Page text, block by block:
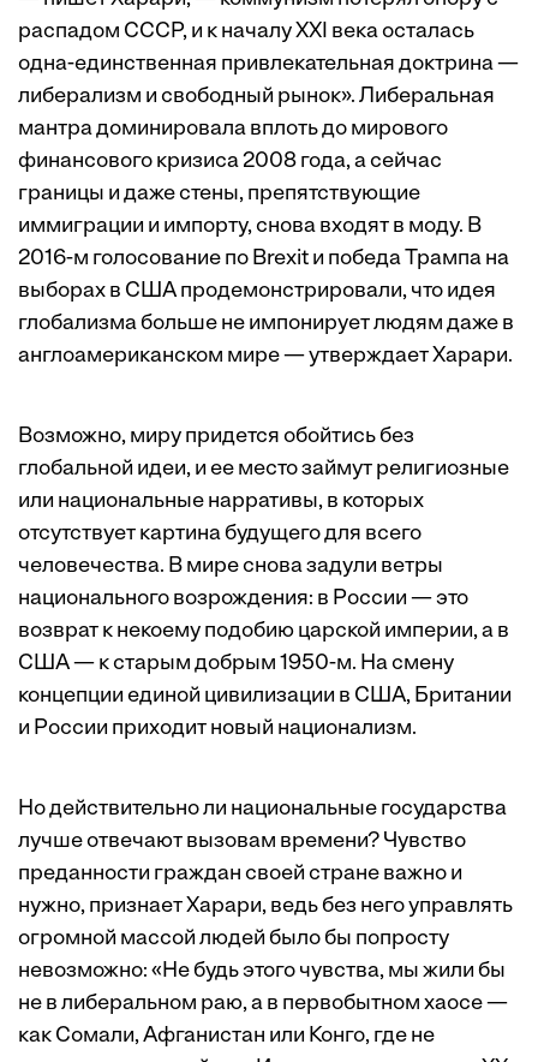
распадом СССР, и к началу XXI века осталась
одна-­единственная привлекательная доктрина —
либерализм и свободный рынок». Либеральная
мантра доминировала вплоть до мирового
финансового кризиса 2008 года, а сейчас
границы и даже стены, препятствующие
иммиграции и импорту, снова входят в моду. В
2016-м голосование по Brexit и победа Трампа на
выборах в США продемонстрировали, что идея
глобализма больше не импонирует людям даже в
англоамериканском мире — утверждает Харари.
Возможно, миру придется обойтись без
глобальной идеи, и ее место займут религиозные
или национальные нарративы, в которых
отсутствует картина будущего для всего
человечества. В мире снова задули ветры
национального возрождения: в России — это
возврат к некоему подобию царской империи, а в
США — к старым добрым 1950-м. На смену
концепции единой цивилизации в США, Британии
и России приходит новый национализм.
Но действительно ли национальные государства
лучше отвечают вызовам времени? Чувство
преданности граждан своей стране важно и
нужно, признает Харари, ведь без него управлять
огромной массой людей было бы попросту
невозможно: «Не будь этого чувства, мы жили бы
не в либеральном раю, а в первобытном хаосе —
как Сомали, Афганистан или Конго, где не